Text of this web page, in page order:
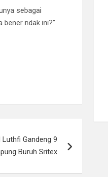
sebagai
bener ndak ini?”
Gandeng 9
Buruh Sritex